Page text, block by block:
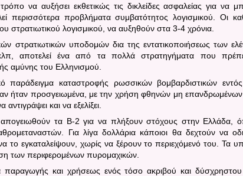
να αυξήσει εκθετικώς τις δικλείδες ασφαλείας για να
προβλήματα συμβατότητος λογισμικού. Οι
στρατιωτικού λογισμικού, να αυξηθούν στα 3-4 χρόνια.
στρατιωτικών υποδομών δια της εντατικοποιήσεως των
αποτελεί ένα από τα πολλά στρατηγήματα που
αμύνης του Ελληνισμού.
παράδειγμα καταστροφής ρωσσικών βομβαρδιστικών
ήταν προσγειωμένα, με την χρήση φθηνών μη επανδρωμένων
και να εξελίξει.
τα B-2 για να πλήξουν στόχους στην Ελλάδα,
Για λίγα δολλάρια κάποιοι θα δεχτούν να
το εγκαταλείψουν, χωρίς να ξέρουν το περιεχόμενό του. Τα
των περιφερομένων πυρομαχικών.
παραγωγής και χρήσεως ενός τόσο ακριβού και